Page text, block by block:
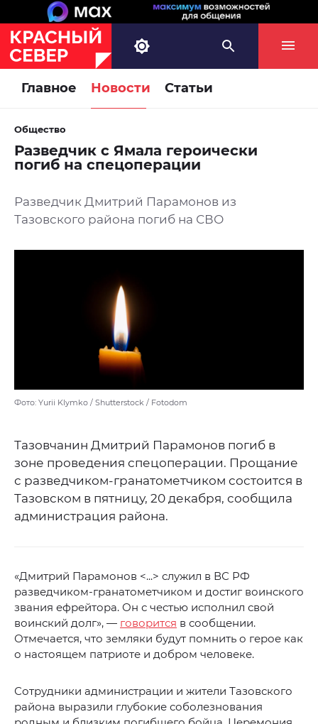
Главное Новости Статьи
Общество
Разведчик с Ямала героически
погиб на спецоперации
Разведчик Дмитрий Парамонов из
Тазовского района погиб на СВО
Фото: Yurii Klymko / Shutterstock / Fotodom
Тазовчанин Дмитрий Парамонов погиб в
зоне проведения спецоперации. Прощание
с разведчиком-гранатометчиком состоится в
Тазовском в пятницу, 20 декабря, сообщила
администрация района.
«Дмитрий Парамонов <...> служил в ВС РФ
разведчиком-гранатометчиком и достиг воинского
звания ефрейтора. Он с честью исполнил свой
воинский долг», — говорится в сообщении.
Отмечается, что земляки будут помнить о герое как
о настоящем патриоте и добром человеке.
Сотрудники администрации и жители Тазовского
района выразили глубокие соболезнования